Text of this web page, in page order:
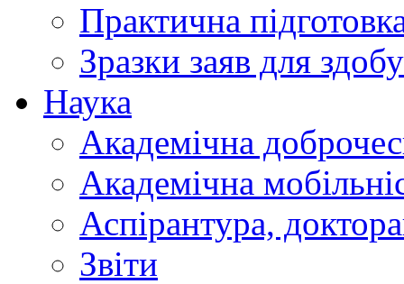
Практична
Зразки заяв для
Наука
Академічна
Академічна
Аспірантура,
Звіти